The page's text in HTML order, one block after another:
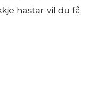
hastar vil du få